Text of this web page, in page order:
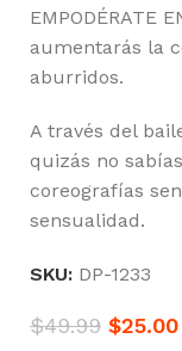
EMPODÉRATE
aumentarás la
aburridos.
A través del
quizás no
coreografías
sensualidad.
SKU: DP-1233
$49.99 $25.00